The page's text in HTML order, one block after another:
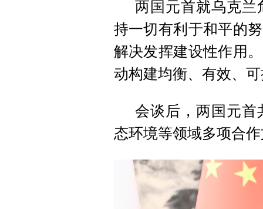
两国元首就乌克兰
持一切有利于和平的
解决发挥建设性作用
动构建均衡、有效、
会谈后，两国元首
态环境等领域多项合